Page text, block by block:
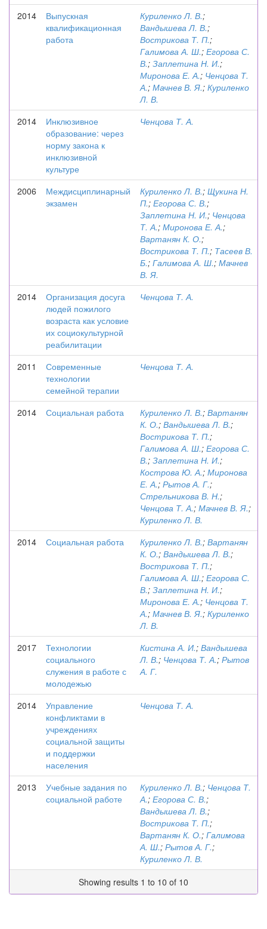
2014
Выпускная
квалификационная
работа
Куриленко Л. В.;
Вандышева Л. В.;
Вострикова Т. П.;
Галимова А. Ш.; Егорова С.
В.; Заплетина Н. И.;
Миронова Е. А.; Ченцова Т.
А.; Мачнев В. Я.; Куриленко
Л. В.
2014
Инклюзивное
образование: через
норму закона к
инклюзивной
культуре
Ченцова Т. А.
2006
Междисциплинарный
экзамен
Куриленко Л. В.; Щукина Н.
П.; Егорова С. В.;
Заплетина Н. И.; Ченцова
Т. А.; Миронова Е. А.;
Вартанян К. О.;
Вострикова Т. П.; Тасеев В.
Б.; Галимова А. Ш.; Мачнев
В. Я.
2014
Организация досуга
людей пожилого
возраста как условие
их социокультурной
реабилитации
Ченцова Т. А.
2011
Современные
технологии
семейной терапии
Ченцова Т. А.
2014 Социальная работа Куриленко Л. В.; Вартанян
К. О.; Вандышева Л. В.;
Вострикова Т. П.;
Галимова А. Ш.; Егорова С.
В.; Заплетина Н. И.;
Кострова Ю. А.; Миронова
Е. А.; Рытов А. Г.;
Стрельникова В. Н.;
Ченцова Т. А.; Мачнев В. Я.;
Куриленко Л. В.
2014
Социальная работа Куриленко Л. В.; Вартанян
К. О.; Вандышева Л. В.;
Вострикова Т. П.;
Галимова А. Ш.; Егорова С.
В.; Заплетина Н. И.;
Миронова Е. А.; Ченцова Т.
А.; Мачнев В. Я.; Куриленко
Л. В.
2017
Технологии
социального
служения в работе с
молодежью
Кистина А. И.; Вандышева
Л. В.; Ченцова Т. А.; Рытов
А. Г.
2014
Управление
конфликтами в
учреждениях
социальной защиты
и поддержки
населения
Ченцова Т. А.
2013
Учебные задания по
социальной работе
Куриленко Л. В.; Ченцова Т.
А.; Егорова С. В.;
Вандышева Л. В.;
Вострикова Т. П.;
Вартанян К. О.; Галимова
А. Ш.; Рытов А. Г.;
Куриленко Л. В.
Showing results 1 to 10 of 10